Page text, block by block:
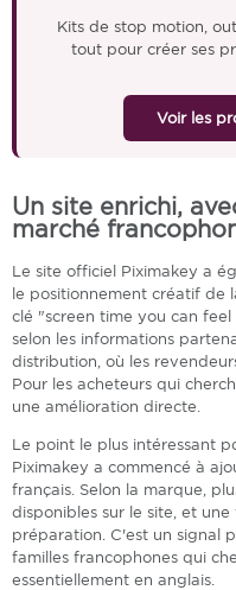
Kits de stop motion,
tout pour créer ses
Voir les
Un site enrichi,
marché
Le site officiel Piximakey a
le positionnement créatif de
clé "screen time you can
selon les informations
distribution, où les
Pour les acheteurs qui
une amélioration directe.
Le point le plus intéressant
Piximakey a commencé à
français. Selon la marque,
disponibles sur le site, et
préparation. C'est un signal
familles francophones qui
essentiellement en anglais.